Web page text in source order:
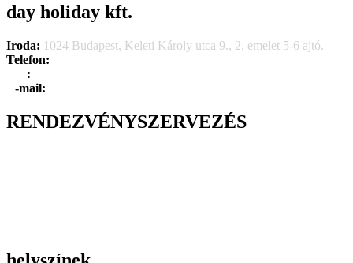
day holiday kft.
Iroda: 1024 Budapest, Keleti Károly utca 9., 2. emelet 5-6 ajtó.
Telefon:
:
-mail:
RENDEZVÉNYSZERVEZÉS